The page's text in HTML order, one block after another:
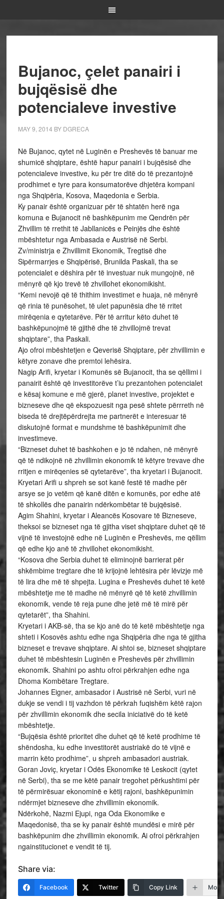
Bujanoc, çelet panairi i
bujqësisë dhe
potencialeve investive
MAY 9, 2014 BY DGRECA
Në Bujanoc, qytet në Luginën e Preshevës të banuar me
shumicë shqiptare, është hapur panairi i bujqësisë dhe
potencialeve investive, ku për tre ditë do të prezantojnë
prodhimet e tyre para konsumatorëve dhjetëra kompani
nga Shqipëria, Kosova, Maqedonia e Serbia.
Ky panair është organizuar për të shtatën herë nga
komuna e Bujanocit në bashkëpunim me Qendrën për
Zhvillim të rrethit të Jabllanicës e Peinjës dhe është
mbështetur nga Ambasada e Austrisë në Serbi.
Zv/ministrja e Zhvillimit Ekonomik, Tregtisë dhe
Sipërmarrjes e Shqipërisë, Brunilda Paskali, tha se
potencialet e dëshira për të investuar nuk mungojnë, në
mënyrë që kjo trevë të zhvillohet ekonomikisht.
“Kemi nevojë që të thithim investimet e huaja, në mënyrë
që rinia të punësohet, të ulet papunësia dhe të rritet
mirëqenia e qytetarëve. Për të arritur këto duhet të
bashkëpunojmë të gjithë dhe të zhvillojmë trevat
shqiptare”, tha Paskali.
Ajo ofroi mbështetjen e Qeverisë Shqiptare, për zhvillimin e
këtyre zonave dhe premtoi lehësira.
Nagip Arifi, kryetar i Komunës së Bujanocit, tha se qëllimi i
panairit është që investitorëve t’iu prezantohen potencialet
e kësaj komune e më gjerë, planet investive, projektet e
bizneseve dhe që ekspozuesit nga pesë shtete përrreth në
biseda të drejtëpërdrejta me partnerët e interesuar të
diskutojnë format e mundshme të bashkëpunimit dhe
investimeve.
“Bizneset duhet të bashkohen e jo të ndahen, në mënyrë
që të ndikojnë në zhvillimin ekonomik të këtyre trevave dhe
rritjen e mirëqenies së qytetarëve”, tha kryetari i Bujanocit.
Kryetari Arifi u shpreh se sot kanë festë të madhe për
arsye se jo vetëm që kanë ditën e komunës, por edhe atë
të shkollës dhe panairin ndërkombëtar të bujqësisë.
Agim Shahini, kryetar i Aleancës Kosovare të Bizneseve,
theksoi se bizneset nga të gjitha viset shqiptare duhet që të
vijnë të investojnë edhe në Luginën e Preshevës, me qëllim
që edhe kjo anë të zhvillohet ekonomikisht.
“Kosova dhe Serbia duhet të eliminojnë barrierat për
shkëmbime tregtare dhe të krijojnë lehtësira për lëvizje më
të lira dhe më të shpejta. Lugina e Preshevës duhet të ketë
mbështetje me të madhe në mënyrë që të ketë zhvillimin
ekonomik, vende të reja pune dhe jetë më të mirë për
qytetarët”, tha Shahini.
Kryetari i AKB-së, tha se kjo anë do të ketë mbështetje nga
shteti i Kosovës ashtu edhe nga Shqipëria dhe nga të gjitha
bizneset e trevave shqiptare. Ai shtoi se, bizneset shqiptare
duhet të mbështesin Luginën e Preshevës për zhvillimin
ekonomik. Shahini po ashtu ofroi përkrahjen edhe nga
Dhoma Kombëtare Tregtare.
Johannes Eigner, ambasador i Austrisë në Serbi, vuri në
dukje se vendi i tij vazhdon të përkrah fuqishëm këtë rajon
për zhvillimin ekonomik dhe secila iniciativë do të ketë
mbështetje.
“Bujqësia është prioritet dhe duhet që të ketë prodhime të
shëndosha, ku edhe investitorët austriakë do të vijnë e
marrin këto prodhime”, u shpreh ambasadori austriak.
Goran Joviç, kryetar i Odës Ekonomike të Leskocit (qytet
në Serbi), tha se me këtë panair tregohet përkushtimi për
të përmirësuar ekonominë e këtij rajoni, bashkëpunimin
ndërmjet bizneseve dhe zhvillimin ekonomik.
Ndërkohë, Nazmi Ejupi, nga Oda Ekonomike e
Maqedonisë, tha se ky panair është mundësi e mirë për
bashkëpunim dhe zhvillimin ekonomik. Ai ofroi përkrahjen
ngainstitucionet e vendit të tij.
Share via:
Facebook Twitter Copy Link More